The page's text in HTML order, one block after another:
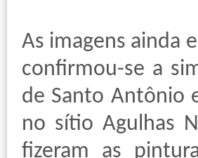
As imagens ainda
confirmou-se a
de Santo Antônio
no sítio Agulhas
fizeram as